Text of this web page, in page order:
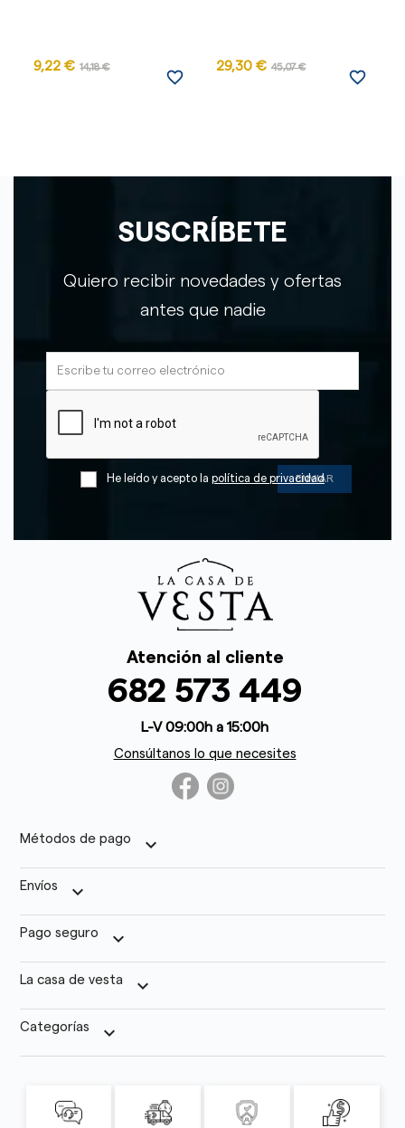
9,22 € 14,18 €
favorite_border
29,30 € 45,07 €
favorite_border
SUSCRÍBETE
Quiero recibir novedades y ofertas
antes que nadie
He leído y acepto la política de privacidad
Atención al cliente
682 573 449
L-V 09:00h a 15:00h
Consúltanos lo que necesites
Métodos de pago keyboard_arrow_down
Envíos keyboard_arrow_down
Pago seguro keyboard_arrow_down
La casa de vesta keyboard_arrow_down
Categorías keyboard_arrow_down